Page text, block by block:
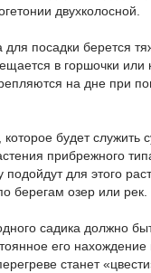
двухколосной.
для посадки берется
в горшочки или
на дне при
будет служить
прибрежного
подойдут для этого
берегам озер или рек.
садика должно
его
станет